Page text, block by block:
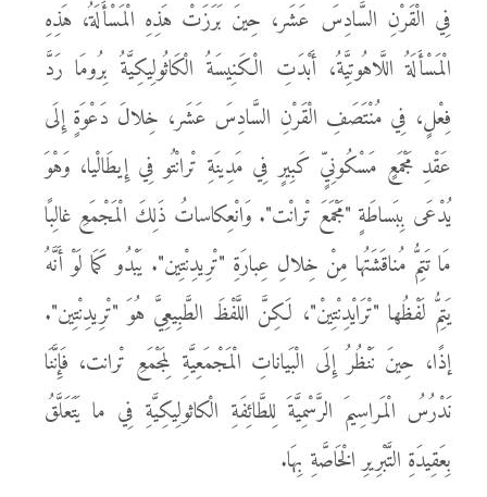
فِي الْقَرْنِ السَّادِسَ عَشَر، حِينَ بَرَزَتْ هَذِهِ الْمَسْأَلَةُ، هَذِهِ
الْمَسْأَلَةُ اللَّاهُوتِيَّةُ، أَبْدَتِ الْكَنِيسَةُ الْكَاثُولِيكِيَّةُ بِرُومَا رَدَّ
فِعْلٍ، فِي مُنْتَصَفِ الْقَرْنِ السَّادِسَ عَشَر، خِلالَ دَعْوَةٍ إِلَى
عَقْدِ مَجْمَعٍ مَسْكُونِيٍّ كَبِيرٍ فِي مَدِينَةِ تْرانْتُو فِي إِيطَالْيا، وَهْوَ
يُدْعَى بِبَساطَةٍ "مَجْمَعَ تْرانْت". وَانْعِكاساتُ ذَلِكَ الْمَجْمَعِ غالِبًا
مَا تَتِمُّ مُناقَشَتُها مِنْ خِلالِ عِبارَةِ "تْرِيدِنْتِين". يَبْدُو كَمَا لَوْ أَنَّهُ
يَتِمُّ لَفْظُها "تْرَايْدِنْتِينْ"، لَكِنَّ اللَّفْظَ الطَّبِيعِيَّ هُوَ "تْرِيدِنْتِين".
إذًا، حِينَ نَنْظُرُ إِلَى الْبَياناتِ الْمَجْمَعِيَّةِ لِمَجْمَعِ تْرانت، فَإِنَّنَا
نَدْرُسُ الْمَراسِيمَ الرَّسْمِيَّةَ لِلطَّائِفَةِ الْكاثولِيكِيَّةِ فِي ما يَتَعَلَّقُ
بِعَقِيدَةِ التَّبْرِيرِ الْخَاصَّةِ بِهَا.